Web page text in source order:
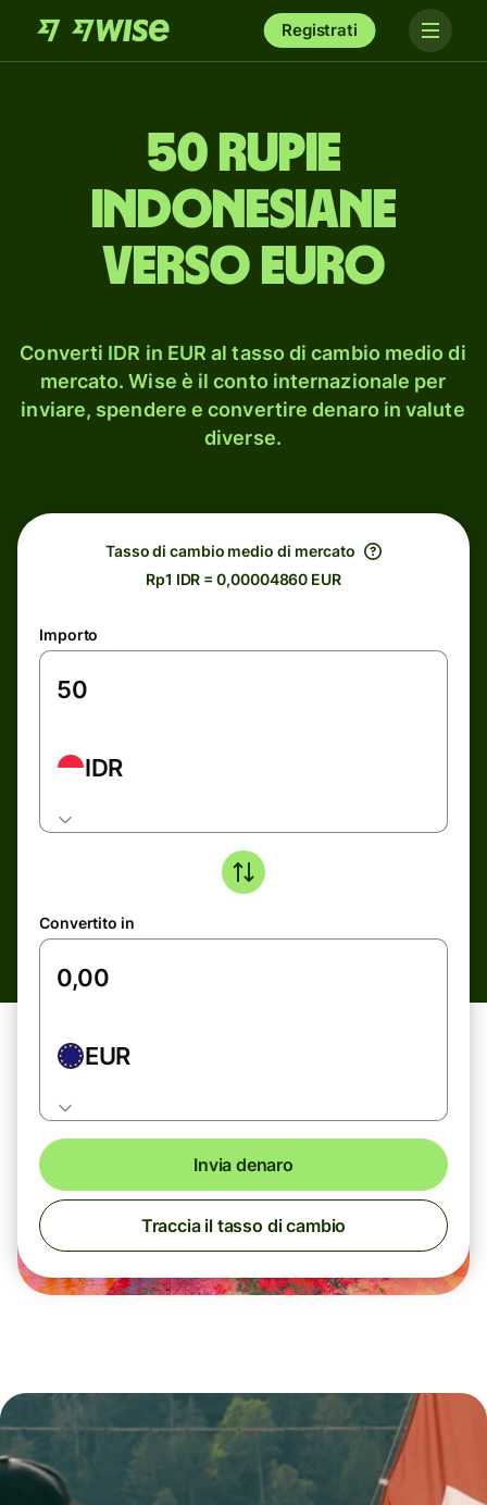
Registrati
50 rupie
indonesiane
verso euro
Converti IDR in EUR al tasso di cambio medio di
mercato. Wise è il conto internazionale per
inviare, spendere e convertire denaro in valute
diverse.
Tasso di cambio medio di mercato
Rp1 IDR = 0,00004860 EUR
Importo
IDR
Convertito in
EUR
Invia denaro
Traccia il tasso di cambio